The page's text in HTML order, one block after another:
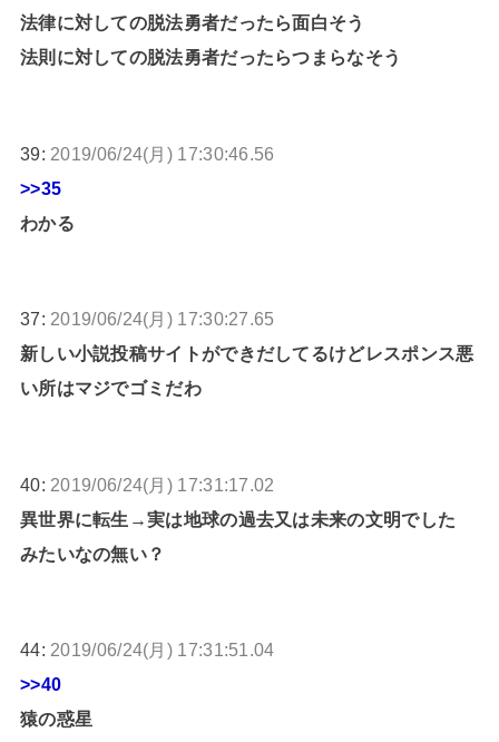
法律に対しての脱法勇者だったら面白そう
法則に対しての脱法勇者だったらつまらなそう
39: 2019/06/24(月) 17:30:46.56
>>35
わかる
37: 2019/06/24(月) 17:30:27.65
新しい小説投稿サイトができだしてるけどレスポンス悪
い所はマジでゴミだわ
40: 2019/06/24(月) 17:31:17.02
異世界に転生→実は地球の過去又は未来の文明でした
みたいなの無い？
44: 2019/06/24(月) 17:31:51.04
>>40
猿の惑星